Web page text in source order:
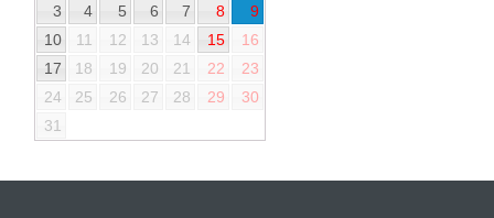
3
4 5 6 7 8
9
10
11 12 13 14 15
16
17
18 19 20 21 22
23
24
25 26 27 28 29
30
31